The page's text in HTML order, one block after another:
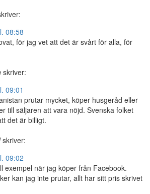
08:58
för jag vet att det är svårt för alla, för
skriver:
09:01
prutar mycket, köper husgeråd eller
till säljaren att vara nöjd. Svenska folket
det är billigt.
skriver:
09:02
exempel när jag köper från Facebook.
kan jag inte prutar, allt har sitt pris skrivet